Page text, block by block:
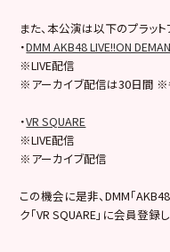
また、本公演は以下のプラッ
・DMM AKB48 LIVE!!ON
※LIVE配信
※アーカイブ配信は30日間
・VR SQUARE
※LIVE配信
※アーカイブ配信
この機会に是非、DMM「
ク「VR SQUARE」に会員登録